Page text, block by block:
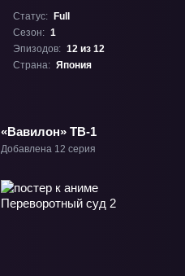
Статус:
Full
Сезон: 1
Эпизодов: 12 из 12
Страна: Япония
«Вавилон» ТВ-1
Добавлена 12 серия